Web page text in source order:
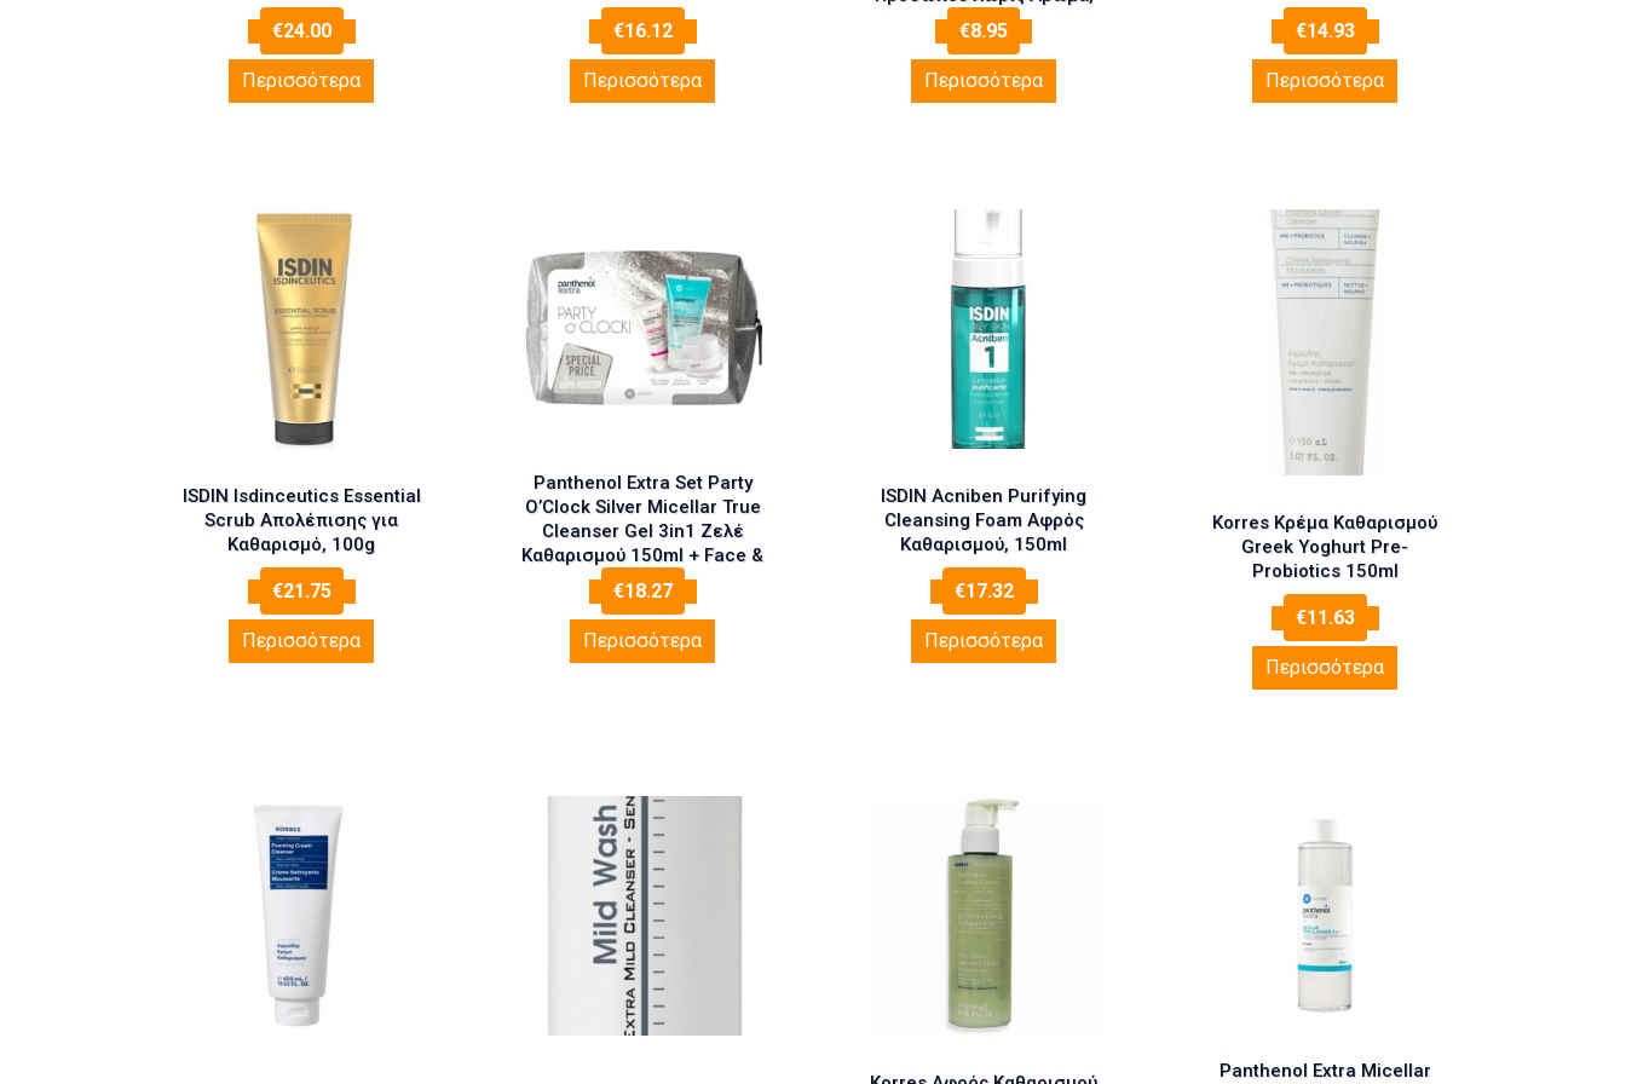
€24.00
Περισσότερα
€16.12
Περισσότερα
200ml
€8.95
Περισσότερα
€14.93
Περισσότερα
ISDIN Isdinceutics Essential
Scrub Aπολέπισης για
Καθαρισμό, 100g
€21.75
Περισσότερα
Panthenol Extra Set Party
O’Clock Silver Micellar True
Cleanser Gel 3in1 Ζελέ
Καθαρισμού 150ml + Face &
Eye Cream Αντιρυτιδική
Κρέμα 50ml + White Tea
Beauty Intensive Mask
Μάσκα με Λευκό Τσάϊ 50ml +
€18.27
Περισσότερα
ISDIN Acniben Purifying
Cleansing Foam Αφρός
Καθαρισμού, 150ml
€17.32
Περισσότερα
Korres Κρέμα Καθαρισμού
Greek Yoghurt Pre-
Probiotics 150ml
€11.63
Περισσότερα
Panthenol Extra Micellar